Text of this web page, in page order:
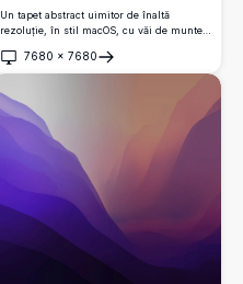
Un tapet abstract uimitor de înaltă
rezoluție, în stil macOS, cu văi de munte
albastru vibrant și degrade mov.
7680 × 7680
Deschide